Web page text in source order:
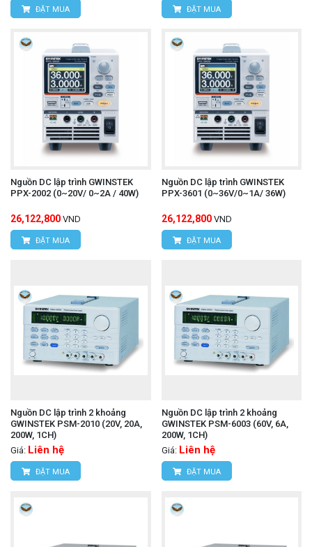
ĐẶT MUA ĐẶT MUA
Nguồn DC lập trình GWINSTEK
PPX-2002 (0~20V/ 0~2A / 40W)
26,122,800 VND
ĐẶT MUA
Nguồn DC lập trình GWINSTEK
PPX-3601 (0~36V/0~1A/ 36W)
26,122,800 VND
ĐẶT MUA
Nguồn DC lập trình 2 khoảng
GWINSTEK PSM-2010 (20V, 20A,
200W, 1CH)
Giá: Liên hệ
ĐẶT MUA
Nguồn DC lập trình 2 khoảng
GWINSTEK PSM-6003 (60V, 6A,
200W, 1CH)
Giá: Liên hệ
ĐẶT MUA